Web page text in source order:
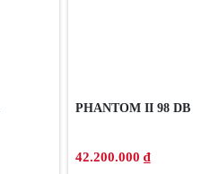
PHANTOM II 98 DB
42.200.000 ₫